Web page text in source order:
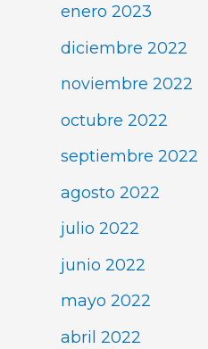
enero 2023
diciembre 2022
noviembre 2022
octubre 2022
septiembre 2022
agosto 2022
julio 2022
junio 2022
mayo 2022
abril 2022